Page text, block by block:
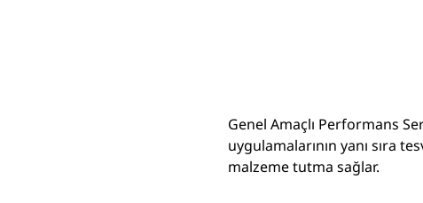
Genel Amaçlı Performans
uygulamalarının yanı sıra
malzeme tutma sağlar.